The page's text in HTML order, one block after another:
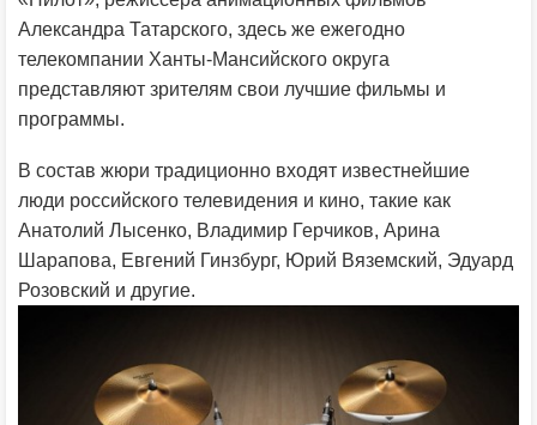
Александра Татарского, здесь же ежегодно
телекомпании Ханты-Мансийского округа
представляют зрителям свои лучшие фильмы и
программы.
В состав жюри традиционно входят известнейшие
люди российского телевидения и кино, такие как
Анатолий Лысенко, Владимир Герчиков, Арина
Шарапова, Евгений Гинзбург, Юрий Вяземский, Эдуард
Розовский и другие.